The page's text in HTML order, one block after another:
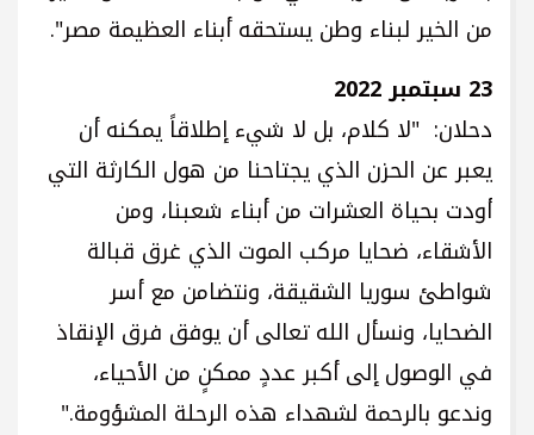
من الخير لبناء وطن يستحقه أبناء العظيمة مصر".
23 سبتمبر 2022
دحلان: "لا كلام، بل لا شيء إطلاقاً يمكنه أن
يعبر عن الحزن الذي يجتاحنا من هول الكارثة التي
أودت بحياة العشرات من أبناء شعبنا، ومن
الأشقاء، ضحايا مركب الموت الذي غرق قبالة
شواطئ سوريا الشقيقة، ونتضامن مع أسر
الضحايا، ونسأل الله تعالى أن يوفق فرق الإنقاذ
في الوصول إلى أكبر عددٍ ممكنٍ من الأحياء،
وندعو بالرحمة لشهداء هذه الرحلة المشؤومة."